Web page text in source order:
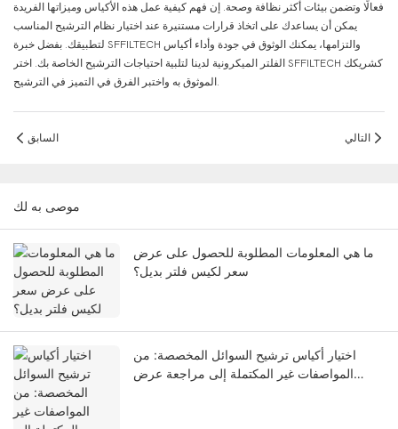
فعالًا وتضمن بيئات أكثر نظافة وصحة. إن فهم كيفية عمل هذه الأكياس وميزاتها الفريدة
يمكن أن يساعدك على اتخاذ قرارات مستنيرة عند اختيار نظام الترشيح المناسب
لتطبيقك. بفضل خبرة SFFILTECH والتزامها، يمكنك الوثوق في جودة وأداء أكياس
الفلتر الميكرونية لدينا لتلبية احتياجات الترشيح الخاصة بك. اختر SFFILTECH كشريكك
الموثوق به واختبر الفرق في التميز في الترشيح.
السابق التالي
موصى به لك
ما هي المعلومات المطلوبة للحصول على عرض
سعر لكيس فلتر بديل؟
اختيار أكياس ترشيح السوائل المخصصة: من
المواصفات غير المكتملة إلى مراجعة عرض